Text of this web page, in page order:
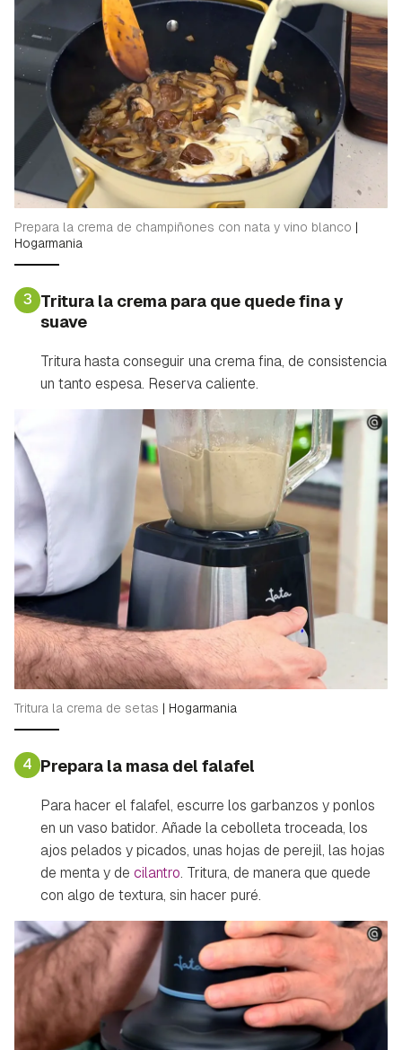
Guardar como favorito
Prepara la crema de champiñones con nata y vino blanco |
Hogarmania
3 Tritura la crema para que quede fina y
suave
Tritura hasta conseguir una crema fina, de consistencia
un tanto espesa. Reserva caliente.
Tritura la crema de setas | Hogarmania
4 Prepara la masa del falafel
Para hacer el falafel, escurre los garbanzos y ponlos
en un vaso batidor. Añade la cebolleta troceada, los
ajos pelados y picados, unas hojas de perejil, las hojas
de menta y de cilantro. Tritura, de manera que quede
con algo de textura, sin hacer puré.
Contenido enviado